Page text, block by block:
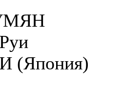
(Япония)